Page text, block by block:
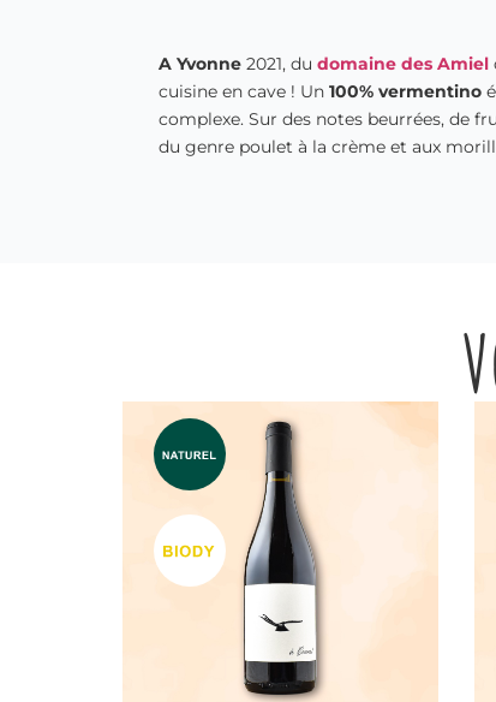
A Yvonne 2021, du domaine des Amiel
cuisine en cave ! Un 100% vermentino
complexe. Sur des notes beurrées, de
du genre poulet à la crème et aux